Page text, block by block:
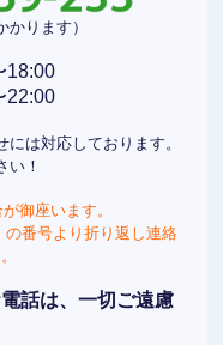
かります）
18:00
22:00
は対応しております。
い！
御座います。
の番号より折り返し連絡
話は、一切ご遠慮